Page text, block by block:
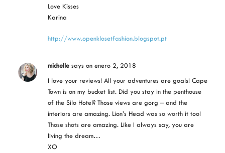
Love Kisses
Karina
http://www.openklosetfashion.blogspot.pt
michelle says on enero 2, 2018
I love your reviews! All your adventures are goals! Cape
Town is on my bucket list. Did you stay in the penthouse
of the Silo Hotel? Those views are gorg – and the
interiors are amazing. Lion’s Head was so worth it too!
Those shots are amazing. Like I always say, you are
living the dream…
XO